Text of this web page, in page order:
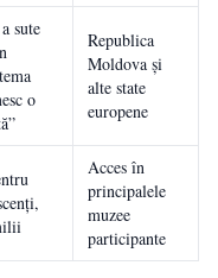
sute
o
Republica
Moldova și
alte state
europene
Acces în
principalele
muzee
participante